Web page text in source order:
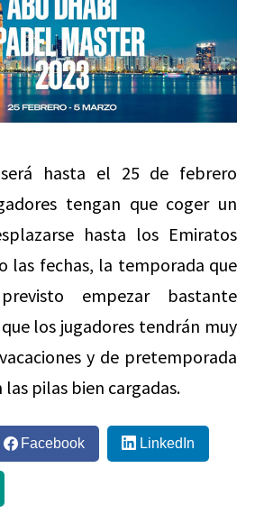
hasta el 25 de febrero
tengan que coger un
hasta los Emiratos
las fechas, la temporada que
empezar bastante
los jugadores tendrán muy
y de pretemporada
pilas bien cargadas.
Facebook LinkedIn